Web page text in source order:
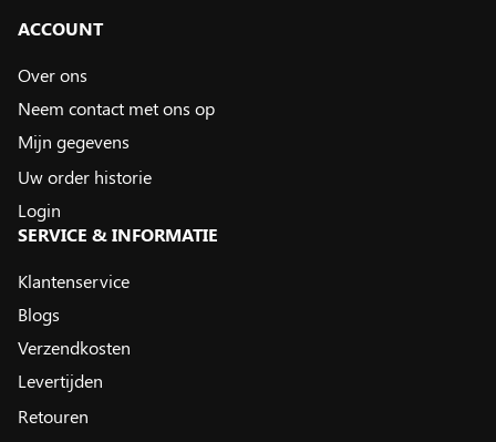
ACCOUNT
Over ons
Neem contact met ons op
Mijn gegevens
Uw order historie
Login
SERVICE & INFORMATIE
Klantenservice
Blogs
Verzendkosten
Levertijden
Retouren